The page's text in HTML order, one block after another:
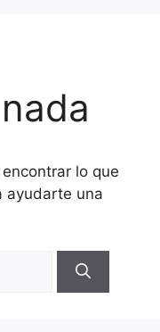
lo que
ayudarte una